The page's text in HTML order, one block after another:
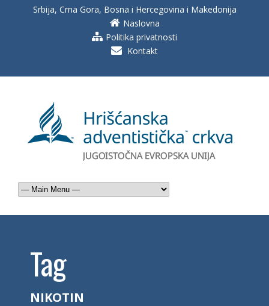
Srbija, Crna Gora, Bosna i Hercegovina i Makedonija
Naslovna
Politika privatnosti
Kontakt
Tag
NIKOTIN